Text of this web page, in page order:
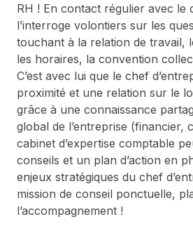
RH ! En contact régulier avec le
l’interroge volontiers sur les
touchant à la relation de travail,
les horaires, la convention
C’est avec lui que le chef
proximité et une relation sur le
grâce à une connaissance
global de l’entreprise (financier,
cabinet d’expertise comptable
conseils et un plan d’action en
enjeux stratégiques du chef
mission de conseil ponctuelle,
l’accompagnement !